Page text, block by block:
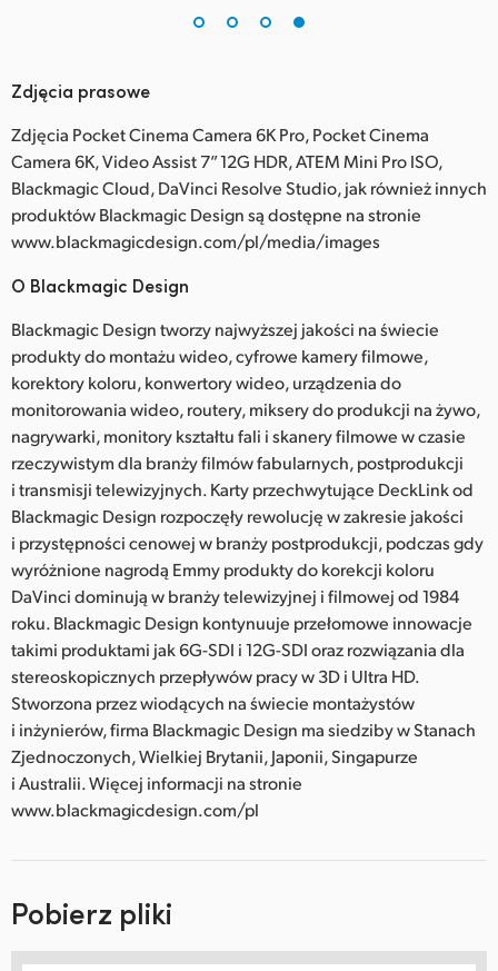
Zdjęcia prasowe
Zdjęcia Pocket Cinema Camera 6K Pro, Pocket Cinema
Camera 6K, Video Assist 7” 12G HDR, ATEM Mini Pro ISO,
Blackmagic Cloud, DaVinci Resolve Studio, jak również innych
produktów Blackmagic Design są dostępne na stronie
www.blackmagicdesign.com/pl/media/images
O Blackmagic Design
Blackmagic Design tworzy najwyższej jakości na świecie
produkty do montażu wideo, cyfrowe kamery filmowe,
korektory koloru, konwertory wideo, urządzenia do
monitorowania wideo, routery, miksery do produkcji na żywo,
nagrywarki, monitory kształtu fali i skanery filmowe w czasie
rzeczywistym dla branży filmów fabularnych, postprodukcji
i transmisji telewizyjnych. Karty przechwytujące DeckLink od
Blackmagic Design rozpoczęły rewolucję w zakresie jakości
i przystępności cenowej w branży postprodukcji, podczas gdy
wyróżnione nagrodą Emmy produkty do korekcji koloru
DaVinci dominują w branży telewizyjnej i filmowej od 1984
roku. Blackmagic Design kontynuuje przełomowe innowacje
takimi produktami jak 6G-SDI i 12G-SDI oraz rozwiązania dla
stereoskopicznych przepływów pracy w 3D i Ultra HD.
Stworzona przez wiodących na świecie montażystów
i inżynierów, firma Blackmagic Design ma siedziby w Stanach
Zjednoczonych, Wielkiej Brytanii, Japonii, Singapurze
i Australii. Więcej informacji na stronie
www.blackmagicdesign.com/pl
Pobierz pliki